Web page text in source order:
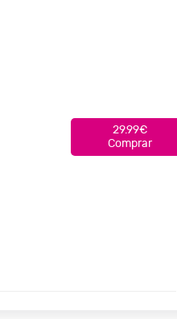
29.99€
Comprar